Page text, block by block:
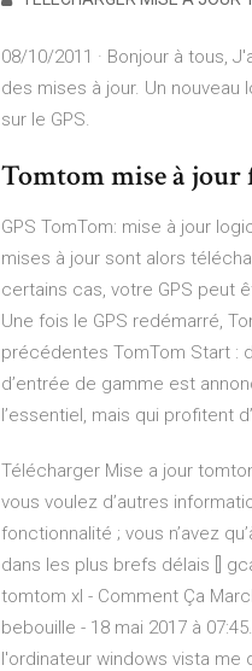
08/10/2011 · Bonjour à tous,
des mises à jour. Un
sur le GPS.
Tomtom mise à jour
GPS TomTom: mise à jour
mises à jour sont alors
certains cas, votre GPS peut
Une fois le GPS redémarré,
précédentes TomTom Start :
d’entrée de gamme est
l’essentiel, mais qui profitent
Télécharger Mise a jour
vous voulez d’autres
fonctionnalité ; vous n’avez
dans les plus brefs délais []
tomtom xl - Comment Ça
bebouille - 18 mai 2017 à
l'ordinateur windows vista me